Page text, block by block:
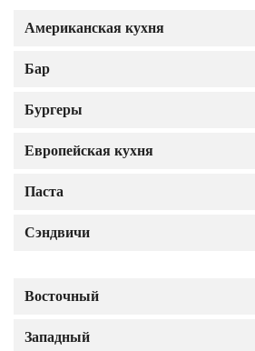
Американская кухня
Бар
Бургеры
Европейская кухня
Паста
Сэндвичи
Восточный
Западный